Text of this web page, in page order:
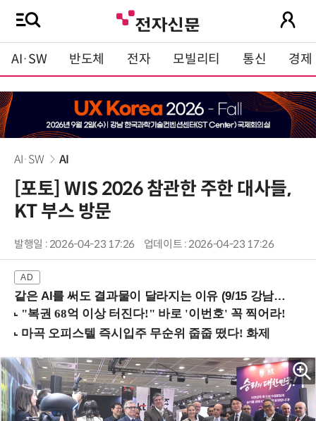
AI·SW 반도체 전자 모빌리티 통신 경제
AI·SW AI
[포토] WIS 2026 참관한 주한 대사들,
KT 부스 방문
발행일 : 2026-04-23 17:26 업데이트 : 2026-04-23 17:26
같은 AI를 써도 결과물이 달라지는 이유 (9/15 강남역)